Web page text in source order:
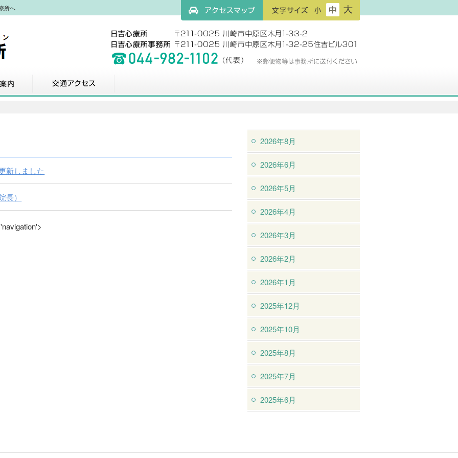
所へ
フ
ン
サ
小
フ
ン
サ
中
フ
ン
サ
大
新しました
長）
2026年8月
2026年6月
2026年5月
2026年4月
2026年3月
2026年2月
2026年1月
2025年12月
2025年10月
2025年8月
2025年7月
2025年6月